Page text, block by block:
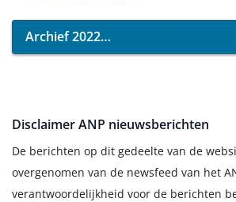
Archief 2022
Disclaimer ANP nieuwsberichten
De berichten op dit gedeelte van de
overgenomen van de newsfeed van het
verantwoordelijkheid voor de berichten